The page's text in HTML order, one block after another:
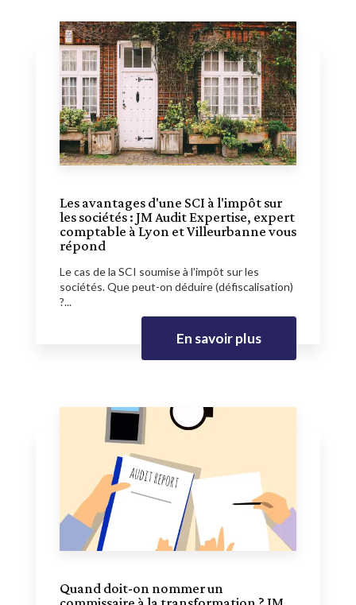
Les avantages d'une SCI à l'impôt sur
les sociétés : JM Audit Expertise, expert
comptable à Lyon et Villeurbanne vous
répond
Le cas de la SCI soumise à l'impôt sur les
sociétés. Que peut-on déduire (défiscalisation)
?...
En savoir plus
Quand doit-on nommer un